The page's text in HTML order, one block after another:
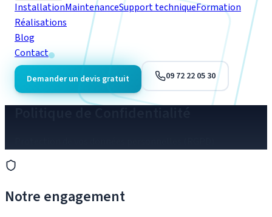
InstallationMaintenanceSupport techniqueFormation
Réalisations
Blog
Contact
Demander un devis gratuit 09 72 22 05 30
Notre engagement